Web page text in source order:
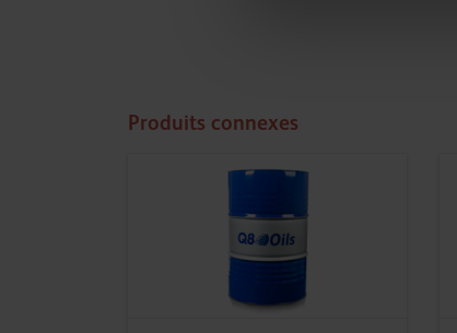
Produits connexes